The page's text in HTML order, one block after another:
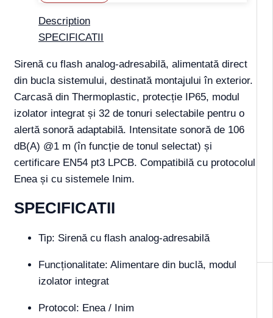
Description
SPECIFICATII
Sirenă cu flash analog-adresabilă, alimentată direct
din bucla sistemului, destinată montajului în exterior.
Carcasă din Thermoplastic, protecție IP65, modul
izolator integrat și 32 de tonuri selectabile pentru o
alertă sonoră adaptabilă. Intensitate sonoră de 106
dB(A) @1 m (în funcție de tonul selectat) și
certificare EN54 pt3 LPCB. Compatibilă cu protocolul
Enea și cu sistemele Inim.
SPECIFICATII
Tip: Sirenă cu flash analog-adresabilă
Funcționalitate: Alimentare din buclă, modul
izolator integrat
Protocol: Enea / Inim